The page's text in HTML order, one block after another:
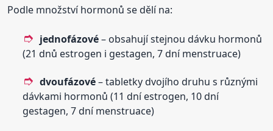
Podle množství hormonů se dělí na:
jednofázové– obsahují stejnou dávku hormonů
(21 dnů estrogen i gestagen, 7 dní menstruace)
dvoufázové– tabletky dvojího druhu s různými
dávkami hormonů (11 dní estrogen, 10 dní
gestagen, 7 dní menstruace)